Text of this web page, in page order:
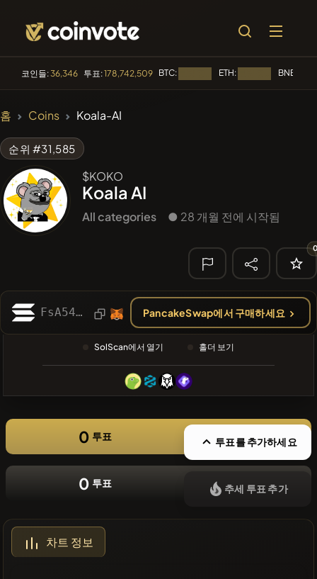
코인들:36,346 투표:178,742,509 BTC: ETH: BNB:
#278
ATH ATH
#622
🔎 최근 검색
❌최근 코인
홈 Coins Koala-AI
순위 #31,585
$KOKO
Koala AI
All categories ● 28 개월 전에 시작됨
FsA54yL49WKs7rWoGv9sUcbSGWCWV756jTD349e6H2yW PancakeSwap에서 구매하세요
SolScan에서 열기 홀더 보기
0 투표 투표를 추가하세요
0 투표 추세 투표 추가
차트 정보